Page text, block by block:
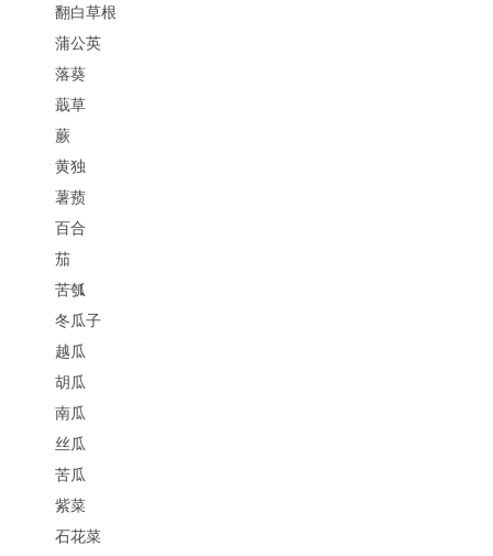
翻白草根
蒲公英
落葵
蕺草
蕨
黄独
薯蓣
百合
茄
苦瓠
冬瓜子
越瓜
胡瓜
南瓜
丝瓜
苦瓜
紫菜
石花菜